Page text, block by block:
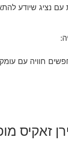
נציג שיודע
חוויה עם עומק
זאקיס